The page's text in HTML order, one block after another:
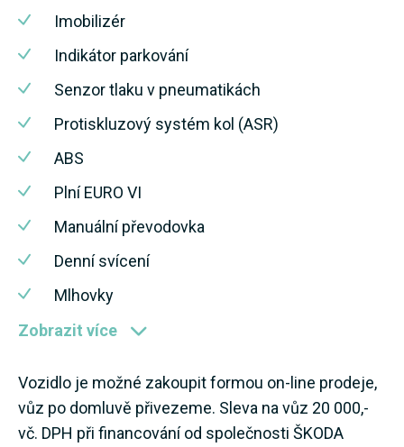
Imobilizér
Indikátor parkování
Senzor tlaku v pneumatikách
Protiskluzový systém kol (ASR)
ABS
Plní EURO VI
Manuální převodovka
Denní svícení
Mlhovky
Zobrazit více
Vozidlo je možné zakoupit formou on-line prodeje,
vůz po domluvě přivezeme. Sleva na vůz 20 000,-
vč. DPH při financování od společnosti ŠKODA